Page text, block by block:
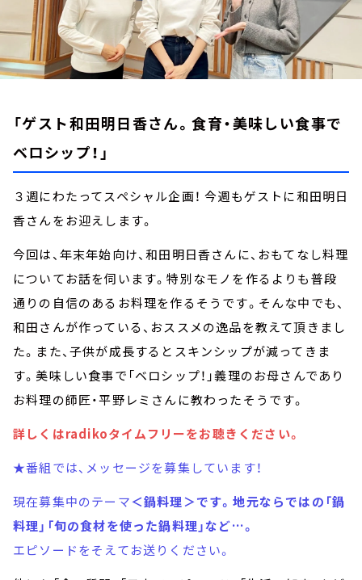
「ゲスト和田明日香さん。食育・美味しい食事で
ベロシップ！」
３週にわたってスペシャル企画！ 今週もゲストに和田明日
香さんをお迎えします。
今回は、年末年始向け、和田明日香さんに、おもてなし料理
についてお話を伺います。特別なモノを作るよりも普段
通りの自信のあるお料理を作るそうです。そんな中でも、
和田さんが作っている、おススメの逸品を教えて頂きまし
た。また、子供が成長するとスキンシップが減ってきま
す。美味しい食事で「ベロシップ！」義理のお母さんであり
お料理の師匠・平野レミさんに教わったそうです。
詳しくはradikoタイムフリーをお聴きください。
★番組では、メッセージを募集しています！
現在募集中のテーマ＜鍋料理＞です。地元ならではの「鍋
料理」「旬の食材を使った鍋料理」など…。
エピソードをそえてお送りください。